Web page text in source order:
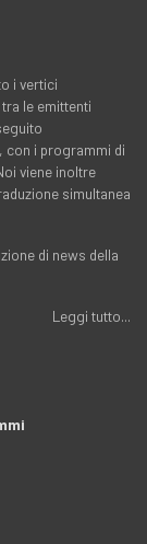
i vertici
le emittenti
con i programmi di
viene inoltre
simultanea
di news della
Leggi tutto...